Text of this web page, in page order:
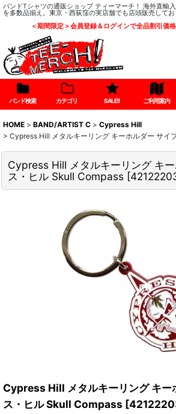
バンドTシャツの通販ショップ ティーマーチ！ 海外直輸
を多数品揃え。東京・西荻窪の実店舗でも店頭販売してお
＜期間限定＞会員登録＆ログインで全品割引価
バンド検索 カテゴリ SALE!! ご利用案内
HOME > BAND/ARTIST C > Cypress Hill
> Cypress Hill メタルキーリング キーホルダー サイ
Cypress Hill メタルキーリング キ
ス・ヒル Skull Compass [
Cypress Hill メタルキーリング キー
ス・ヒル Skull Compass [